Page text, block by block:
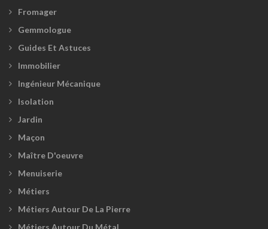
Fromager
Gemmologue
Guides Et Astuces
Immobilier
Ingénieur Mécanique
Isolation
Jardin
Maçon
Maître D'oeuvre
Menuiserie
Métiers
Métiers Autour De La Pierre